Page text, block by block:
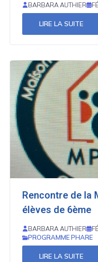
BARBARA AUTHIER
LIRE LA SUITE
Rencontre de la
élèves de 6ème
BARBARA AUTHIER
PROGRAMME PHARE
LIRE LA SUITE